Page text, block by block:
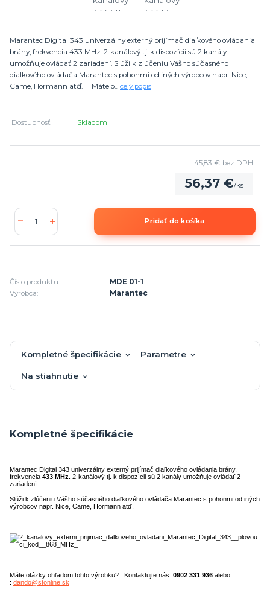
Marantec Digital 343 univerzálny externý prijímač diaľkového ovládania
brány, frekvencia 433 MHz. 2-kanálový tj. k dispozícii sú 2 kanály
umožňuje ovládať 2 zariadení. Slúži k zlúčeniu Vášho súčasného
diaľkového ovládača Marantec s pohonmi od iných výrobcov napr. Nice,
Came, Hormann atď. Máte o... celý popis
Dostupnosť Skladom
56,37 €/ks
45,83 € bez DPH
Pridať do košíka
Číslo produktu:
MDE 01-1
Výrobca:
Marantec
Kompletné špecifikácie Parametre
Na stiahnutie
Kompletné špecifikácie
Marantec Digital 343 univerzálny externý prijímač diaľkového ovládania brány,
frekvencia 433 MHz . 2-kanálový tj. k dispozícii sú 2 kanály umožňuje ovládať 2
zariadení.
Slúži k zlúčeniu Vášho súčasného diaľkového ovládača Marantec s pohonmi od iných
výrobcov napr. Nice, Came, Hormann atď.
Máte otázky ohľadom tohto výrobku? Kontaktujte nás 0902 331 936 alebo
: dando@stonline.sk